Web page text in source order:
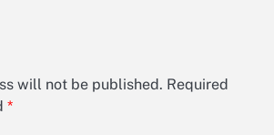
will not be published. Required
*